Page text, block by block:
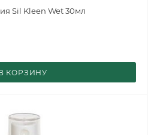
Sil Kleen Wet 30мл
КОРЗИНУ